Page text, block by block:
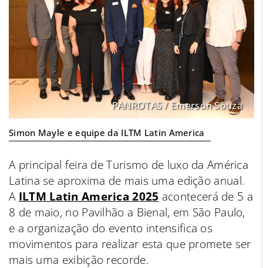
PANROTAS / Emerson Souza
Simon Mayle e equipe da ILTM Latin America
A principal feira de Turismo de luxo da América
Latina se aproxima de mais uma edição anual.
A ILTM Latin America 2025 acontecerá de 5 a
8 de maio, no Pavilhão a Bienal, em São Paulo,
e a organização do evento intensifica os
movimentos para realizar esta que promete ser
mais uma exibição recorde.